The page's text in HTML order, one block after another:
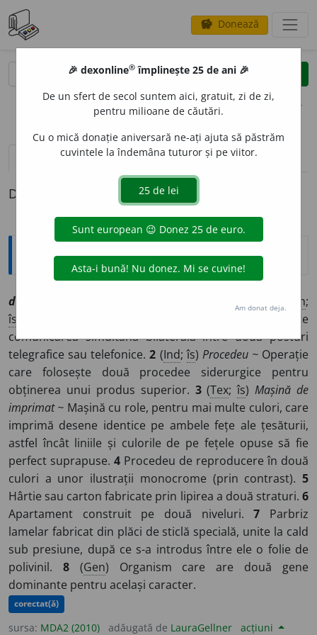
savings Donează
clear
opțiuni
definiții (1) pronunțievolume_up (41)
Definiția cu ID-ul 1076919:
Explicative DEX
d com;
îs
Procedeu sau aparat care permite
comunicarea simultană bilaterală între două posturi
telegrafice sau telefonice.2 (Ind;îs) Procedeu ~Operație
care folosește două procedee siderurgice pentru
obținerea unui produs superior. 3(Tex;îs)Mașină de
imprimat ~ Mașină cu role, pentru mai multe culori, care
imprimă desene identice pe ambele fețe ale țesăturii,
astfel încât liniile și culorile de pe fețele opuse să fie
perfect suprapuse. 4 Procedeu de reproducere în două
culori a unor ilustrații monocrome (prin contrast). 5
Hârtie sau carton fabricate prin lipirea a două straturi. 6
Apartament construit pe două niveluri.7 Parbriz
lamelar fabricat din plăci de sticlă specială, unite la cald
sub presiune, după ce s-a introdus între ele o folie de
polivinil. 8(Gen) Organism care are două gene
dominante pentru același caracter.
corectat(ă)
sursa: MDA2 (2010) adăugată de LauraGellner acțiuni
🎉 dexonline® împlinește 25 de ani 🎉
De un sfert de secol suntem aici, gratuit, zi de zi,
pentru milioane de căutări.
Cu o mică donație aniversară ne-ați ajuta să păstrăm
cuvintele la îndemâna tuturor și pe viitor.
Am donat deja.